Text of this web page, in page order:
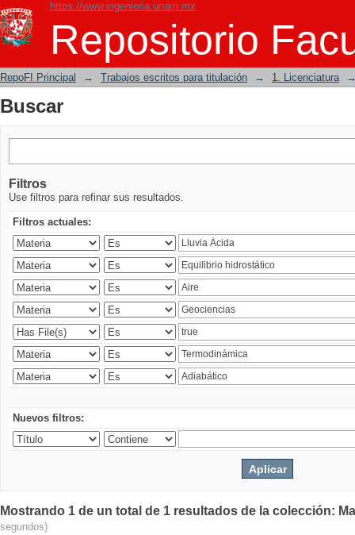
https://www.ingenieria.unam.mx
Repositorio
Buscar
RepoFI Principal → Trabajos escritos para titulación → 1. Licenciatura
Buscar
Filtros
Use filtros para refinar sus resultados.
Filtros actuales:
Nuevos filtros:
Mostrando 1 de un total de 1 resultados de la colección:
segundos)